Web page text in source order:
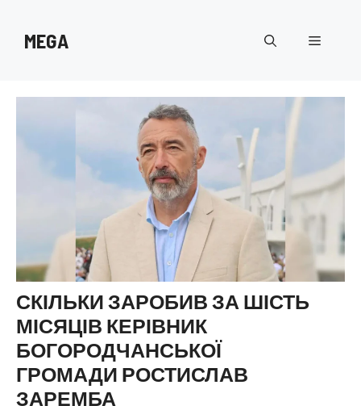
MEGA Меню
СКІЛЬКИ ЗАРОБИВ ЗА ШІСТЬ
МІСЯЦІВ КЕРІВНИК
БОГОРОДЧАНСЬКОЇ
ГРОМАДИ РОСТИСЛАВ
ЗАРЕМБА